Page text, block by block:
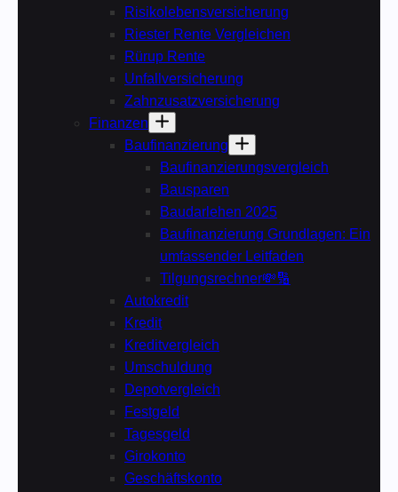
Risikolebensversicherung
Riester Rente Vergleichen
Rürup Rente
Unfallversicherung
Zahnzusatzversicherung
Finanzen
Baufinanzierung
Baufinanzierungsvergleich
Bausparen
Baudarlehen 2025
Baufinanzierung Grundlagen: Ein
umfassender Leitfaden
Tilgungsrechner💸🔢
Autokredit
Kredit
Kreditvergleich
Umschuldung
Depotvergleich
Festgeld
Tagesgeld
Girokonto
Geschäftskonto